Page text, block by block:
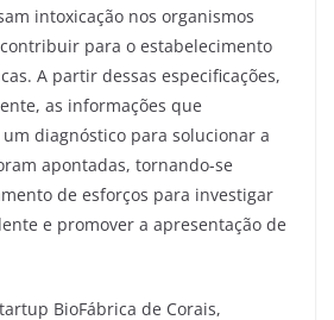
intoxicação nos organismos
para o estabelecimento
A partir dessas especificações,
as informações que
diagnóstico para solucionar a
apontadas, tornando-se
de esforços para investigar
e promover a apresentação de
BioFábrica de Corais,